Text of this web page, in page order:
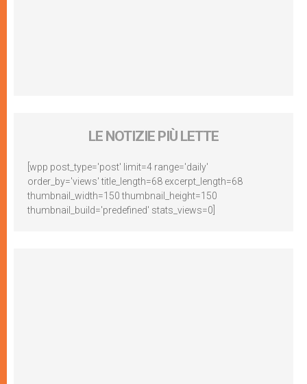
LE NOTIZIE PIÙ LETTE
[wpp post_type='post' limit=4 range='daily'
order_by='views' title_length=68 excerpt_length=68
thumbnail_width=150 thumbnail_height=150
thumbnail_build='predefined' stats_views=0]